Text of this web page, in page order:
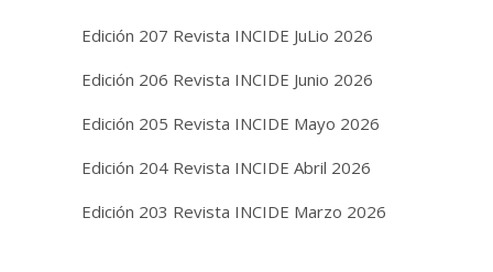
Edición 207 Revista INCIDE JuLio 2026
Edición 206 Revista INCIDE Junio 2026
Edición 205 Revista INCIDE Mayo 2026
Edición 204 Revista INCIDE Abril 2026
Edición 203 Revista INCIDE Marzo 2026